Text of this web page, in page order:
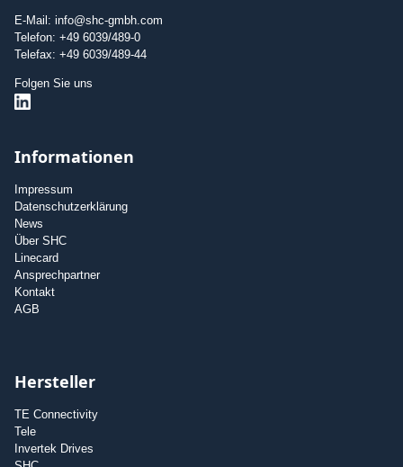
E-Mail: info@shc-gmbh.com
Telefon: +49 6039/489-0
Telefax: +49 6039/489-44
Folgen Sie uns
Informationen
Impressum
Datenschutzerklärung
News
Über SHC
Linecard
Ansprechpartner
Kontakt
AGB
Hersteller
TE Connectivity
Tele
Invertek Drives